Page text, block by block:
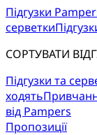
Підгузки
серветки
СОРТУВАТИ
Підгузки та
ходять
від Pampers
Пропозиції